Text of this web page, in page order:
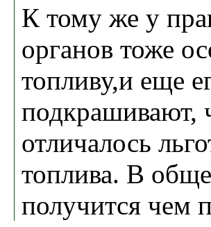
К тому же у
органов тоже
топливу,и еще
подкрашивают,
отличалось
топлива. В
получится чем